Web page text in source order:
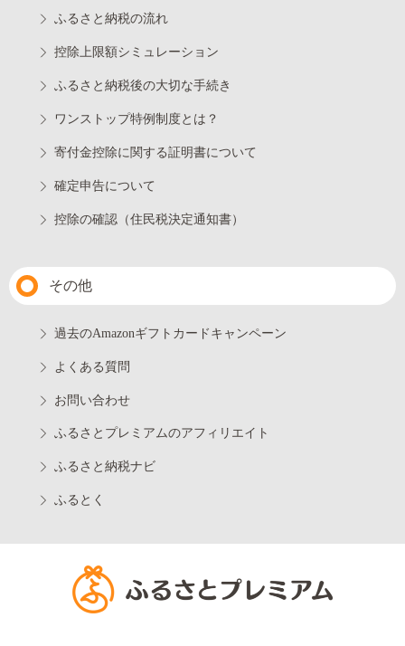
ふるさと納税の流れ
控除上限額シミュレーション
ふるさと納税後の大切な手続き
ワンストップ特例制度とは？
寄付金控除に関する証明書について
確定申告について
控除の確認（住民税決定通知書）
その他
過去のAmazonギフトカードキャンペーン
よくある質問
お問い合わせ
ふるさとプレミアムのアフィリエイト
ふるさと納税ナビ
ふるとく